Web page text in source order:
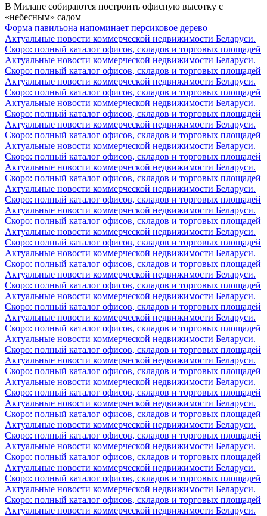
В Милане собираются построить офисную высотку с
«небесным» садом
Форма павильона напоминает персиковое дерево
Актуальные новости коммерческой недвижимости Беларуси.
Скоро: полный каталог офисов, складов и торговых площадей
Актуальные новости коммерческой недвижимости Беларуси.
Скоро: полный каталог офисов, складов и торговых площадей
Актуальные новости коммерческой недвижимости Беларуси.
Скоро: полный каталог офисов, складов и торговых площадей
Актуальные новости коммерческой недвижимости Беларуси.
Скоро: полный каталог офисов, складов и торговых площадей
Актуальные новости коммерческой недвижимости Беларуси.
Скоро: полный каталог офисов, складов и торговых площадей
Актуальные новости коммерческой недвижимости Беларуси.
Скоро: полный каталог офисов, складов и торговых площадей
Актуальные новости коммерческой недвижимости Беларуси.
Скоро: полный каталог офисов, складов и торговых площадей
Актуальные новости коммерческой недвижимости Беларуси.
Скоро: полный каталог офисов, складов и торговых площадей
Актуальные новости коммерческой недвижимости Беларуси.
Скоро: полный каталог офисов, складов и торговых площадей
Актуальные новости коммерческой недвижимости Беларуси.
Скоро: полный каталог офисов, складов и торговых площадей
Актуальные новости коммерческой недвижимости Беларуси.
Скоро: полный каталог офисов, складов и торговых площадей
Актуальные новости коммерческой недвижимости Беларуси.
Скоро: полный каталог офисов, складов и торговых площадей
Актуальные новости коммерческой недвижимости Беларуси.
Скоро: полный каталог офисов, складов и торговых площадей
Актуальные новости коммерческой недвижимости Беларуси.
Скоро: полный каталог офисов, складов и торговых площадей
Актуальные новости коммерческой недвижимости Беларуси.
Скоро: полный каталог офисов, складов и торговых площадей
Актуальные новости коммерческой недвижимости Беларуси.
Скоро: полный каталог офисов, складов и торговых площадей
Актуальные новости коммерческой недвижимости Беларуси.
Скоро: полный каталог офисов, складов и торговых площадей
Актуальные новости коммерческой недвижимости Беларуси.
Скоро: полный каталог офисов, складов и торговых площадей
Актуальные новости коммерческой недвижимости Беларуси.
Скоро: полный каталог офисов, складов и торговых площадей
Актуальные новости коммерческой недвижимости Беларуси.
Скоро: полный каталог офисов, складов и торговых площадей
Актуальные новости коммерческой недвижимости Беларуси.
Скоро: полный каталог офисов, складов и торговых площадей
Актуальные новости коммерческой недвижимости Беларуси.
Скоро: полный каталог офисов, складов и торговых площадей
Актуальные новости коммерческой недвижимости Беларуси.